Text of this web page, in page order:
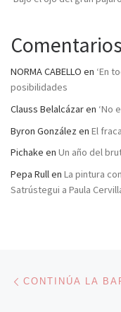
NORMA CABELLO en ‘En
posibilidades
Clauss Belalcázaren ‘No
Byron González en El
Pichake en Un año del
Pepa Rullen La pintura
Satrústegui a Paula
Navegación
CONTINÚA LA